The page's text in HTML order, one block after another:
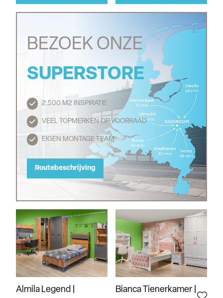
BEZOEK ONZE
SUPERSTORE
2.500 M2 INSPIRATIE
VEEL TOPMERKEN OP VOORRAAD
EIGEN MONTAGE TEAM
Routebeschrijving
Routebeschrijving
Almila Legend |
Bianca Tienerkamer |